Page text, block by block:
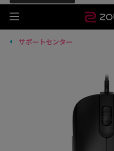
サポートセンター